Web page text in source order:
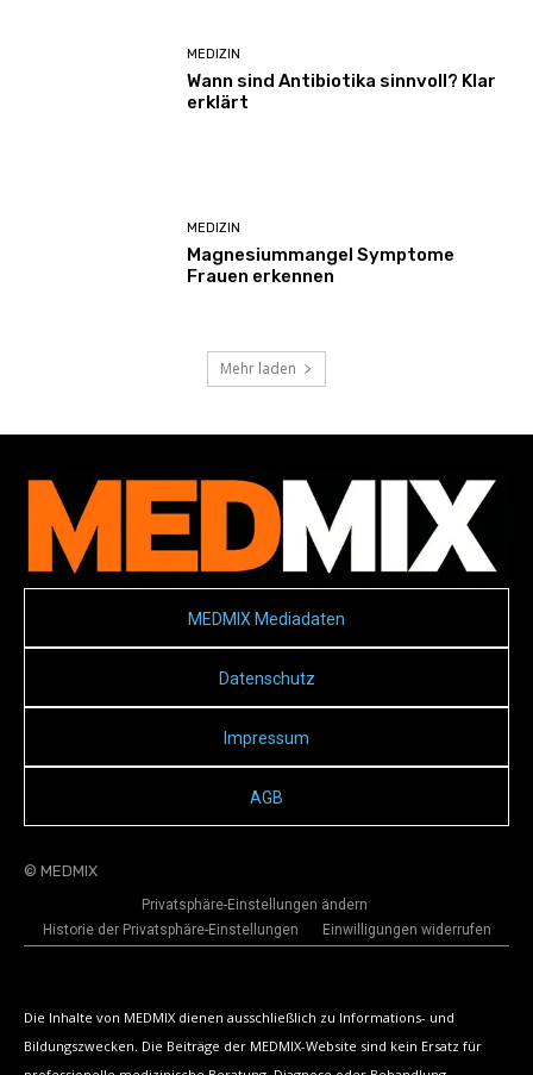
MEDIZIN
Wann sind Antibiotika sinnvoll? Klar
erklärt
MEDIZIN
Magnesiummangel Symptome
Frauen erkennen
Mehr laden
MEDMIX Mediadaten
Datenschutz
Impressum
AGB
© MEDMIX
Privatsphäre-Einstellungen ändern
Historie der Privatsphäre-Einstellungen
Einwilligungen widerrufen
Die Inhalte von MEDMIX dienen ausschließlich zu Informations- und
Bildungszwecken. Die Beiträge der MEDMIX-Website sind kein Ersatz für